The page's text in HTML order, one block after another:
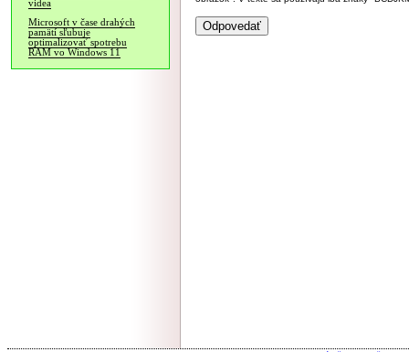
videa
Microsoft v čase drahých
pamätí sľubuje
optimalizovať spotrebu
RAM vo Windows 11